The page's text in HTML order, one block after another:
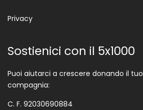
Privacy
Sostienici con il 5x1000
Puoi aiutarci a crescere donando il tuo
compagnia:
C. F. 92030690884